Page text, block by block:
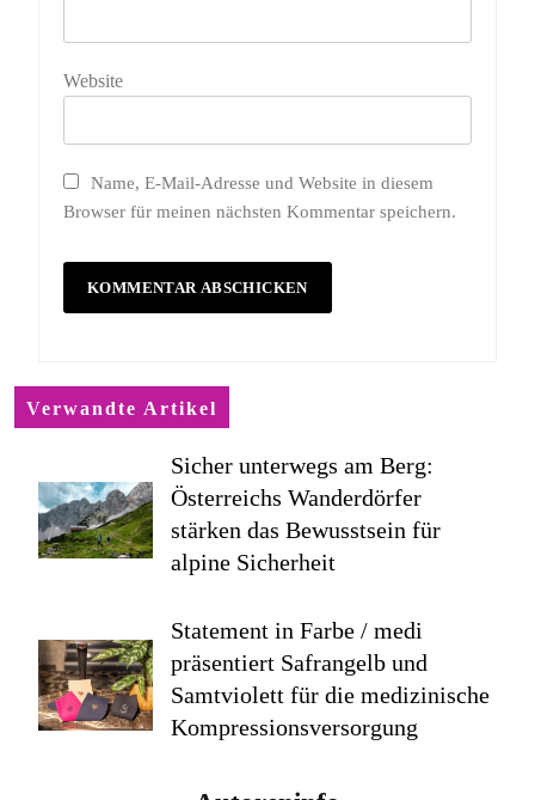
Website
Name, E-Mail-Adresse und Website in diesem
Browser für meinen nächsten Kommentar speichern.
Verwandte Artikel
Sicher unterwegs am Berg:
Österreichs Wanderdörfer
stärken das Bewusstsein für
alpine Sicherheit
Statement in Farbe / medi
präsentiert Safrangelb und
Samtviolett für die medizinische
Kompressionsversorgung